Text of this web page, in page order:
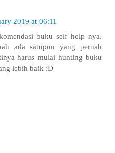
2019 at 06:11
buku self help nya.
ada satupun yang pernah
harus mulai hunting buku
lebih baik :D